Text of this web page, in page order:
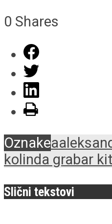
0 Shares
Oznake
kolinda grabar
Slični tekstovi